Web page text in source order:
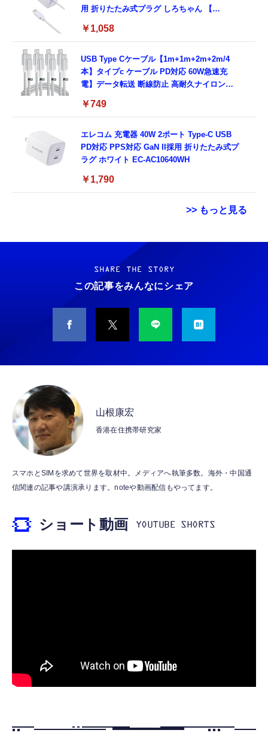
用 折りたたみ式プラグ しろちゃん 【
￥1,058
USB Type Cケーブル【1m+1m+2m+2m/4
本】タイプc ケーブル PD対応 60W急速充
電】データ転送 断線防止 高耐久ナイロン
MacBook、iPad Pro/Air、Galaxy、Sony、
￥749
エレコム 充電器 40W 2ポート Type-C USB
PD対応 PPS対応 GaN II採用 折りたたみ式プ
ラグ ホワイト EC-AC10640WH
￥1,790
>> もっと見る
エレコム 充電器 Type-C USB-C 20W USB PD
対応 ケーブル一体型 1.5m PSE認証品 GaN採
用 折りたたみ式プラグ しろちゃん 【
iPhone16 15 等対応】 EC-AC6920WF
￥1,058
エレコム 充電器 Type-C USB-C 20W USB PD
対応 1ポート PSE認証品 GaN採用 折りたた
￥790
USB PD対応 PPS対応 GaN II採用 折りたた
み式プラグ ホワイト EC-AC11045WH
エレコム 充電器 30W Type-C 2ポート USB
PD対応 スイング式プラグ PPS対応 ホワイト
￥1,690
【New】Amazon Fire TV Stick HD | 手軽に
ストリーミングをはじめよう | ストリーミン
グメディアプレイヤー
￥6,980
【New】Amazon Fire TV Stick HD | 手軽に
ストリーミングをはじめよう | ストリーミン
￥6,980
質ストリーミング | ストリーミングメディア
プレイヤー
Amazon Fire TV Stick 4K Plus | 映画館のよ
うな4K体験 | ストリーミングメディアプレイ
￥9,980
12cm HDMI延長ケーブル Fire TV Stick対応
オス-メス アダプター
￥880
Amazon micro-USB イーサネットアダプタ
￥1,980
ク)
￥1,180
【Amazon Echo Show 8 & 11 (2025年発売)
SHARE THE STORY
この記事をみんなにシェア
山根康宏
香港在住携帯研究家
スマホとSIMを求めて世界を取材中。メディアへ執筆多数。海外・中国通
信関連の記事や講演承ります。noteや動画配信もやってます。
ショート動画